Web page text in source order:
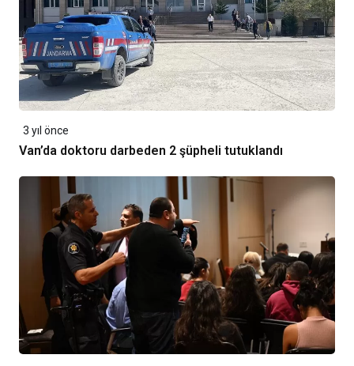
3 yıl önce
Van’da doktoru darbeden 2 şüpheli tutuklandı